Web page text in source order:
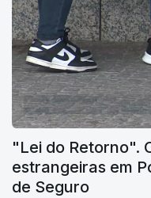
"Lei do Retorno".
estrangeiras em
de Seguro